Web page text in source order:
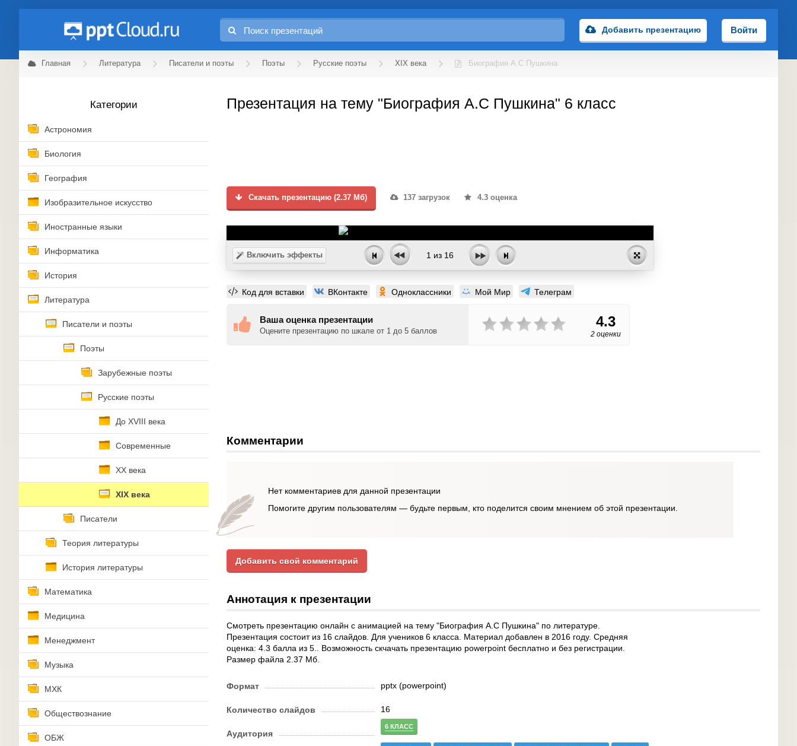
Добавить презентацию Войти
Главная Литература Писатели и поэты Поэты Русские поэты XIX века Биография А.С Пушкина
Категории
Астрономия
Биология
География
Изобразительное искусство
Иностранные языки
Информатика
История
Литература
Писатели и поэты
Поэты
Зарубежные поэты
Русские поэты
До XVIII века
Современные
XX века
XIX века
Писатели
Теория литературы
История литературы
Математика
Медицина
Менеджмент
Музыка
МХК
Обществознание
ОБЖ
Презентация на тему "Биография А.С Пушкина" 6 класс
Скачать презентацию (2.37 Мб) 137 загрузок 4.3 оценка
Включить эффекты 1 из 16
Код для вставки ВКонтакте Одноклассники Мой Мир Телеграм
Ваша оценка презентации
Оцените презентацию по шкале от 1 до 5 баллов
4.3
2 оценки
Комментарии
Нет комментариев для данной презентации
Помогите другим пользователям — будьте первым, кто поделится своим мнением об этой презентации.
Добавить свой комментарий
Аннотация к презентации
Смотреть презентацию онлайн с анимацией на тему "Биография А.С Пушкина" по литературе.
Презентация состоит из 16 слайдов. Для учеников 6 класса. Материал добавлен в 2016 году. Средняя
оценка: 4.3 балла из 5.. Возможность скчачать презентацию powerpoint бесплатно и без регистрации.
Размер файла 2.37 Мб.
Формат pptx (powerpoint)
Количество слайдов 16
Аудитория
6 КЛАСС